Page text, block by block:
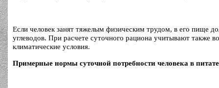
Если человек занят тяжелым физическим трудом, в его пище
углеводов. При расчете суточного рациона учитывают также
климатические условия.
Примерные нормы суточной потребности человека в